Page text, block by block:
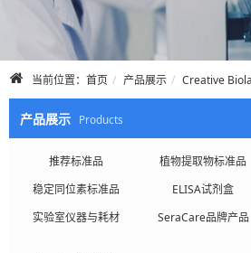
产品展示
技术支持
人才招聘
联系我们
当前位置： 首页 产品展示 Creative
产品展示 Products
推荐标准品 植物提取物标准品
稳定同位素标准品
ELISA试剂盒
实验室仪器与耗材
SeraCare品牌产品